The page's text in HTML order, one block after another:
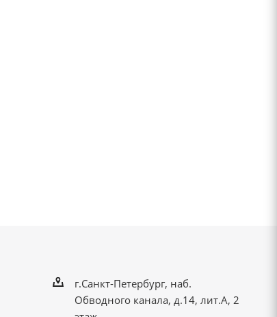
г.Санкт-Петербург, наб.
Обводного канала, д.14, лит.А, 2